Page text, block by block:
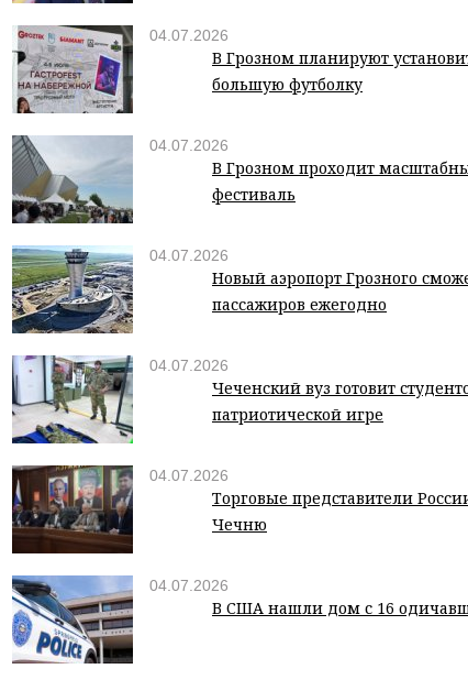
04.07.2026
В Грозном планируют
большую футболку
04.07.2026
В Грозном проходит
фестиваль
04.07.2026
Новый аэропорт Грозного
пассажиров ежегодно
04.07.2026
Чеченский вуз готовит
патриотической игре
04.07.2026
Торговые представители
Чечню
04.07.2026
В США нашли дом с 16